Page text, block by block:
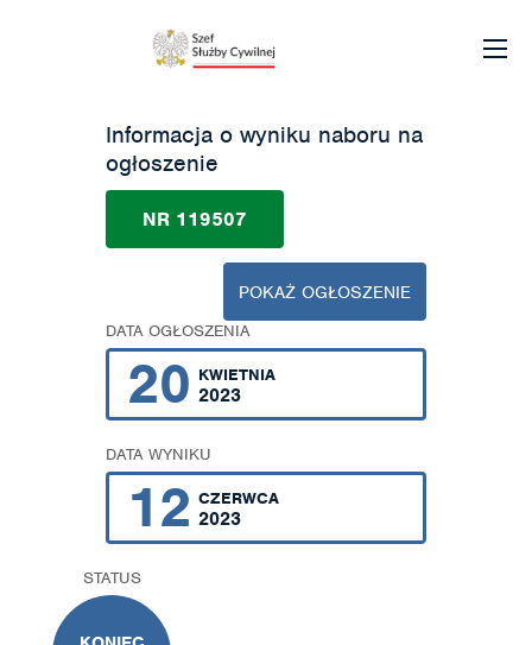
Informacja o wyniku naboru na
ogłoszenie
NR 119507
POKAŻ OGŁOSZENIE
DATA OGŁOSZENIA
20 KWIETNIA
2023
DATA WYNIKU
12 CZERWCA
2023
STATUS